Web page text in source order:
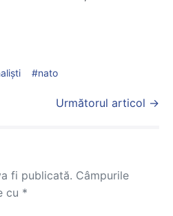
nato
Următorul articol →
fi publicată. Câmpurile
cu *